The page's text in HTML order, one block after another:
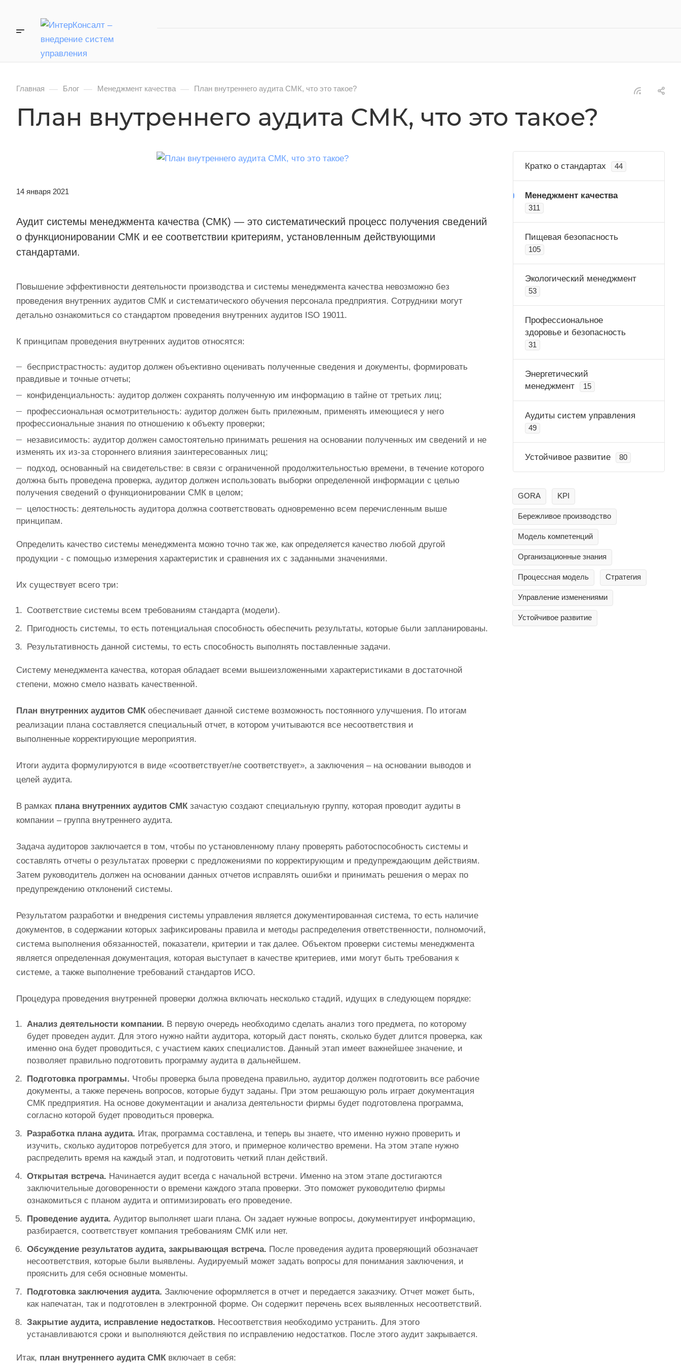
Главная — Блог — Менеджмент качества — План внутреннего аудита СМК, что это такое?
План внутреннего аудита СМК, что это такое?
14 января 2021
Аудит системы менеджмента качества (СМК) — это систематический процесс получения сведений
о функционировании СМК и ее соответствии критериям, установленным действующими
стандартами.
Повышение эффективности деятельности производства и системы менеджмента качества невозможно без
проведения внутренних аудитов СМК и систематического обучения персонала предприятия. Сотрудники могут
детально ознакомиться со стандартом проведения внутренних аудитов ISO 19011.
К принципам проведения внутренних аудитов относятся:
беспристрастность: аудитор должен объективно оценивать полученные сведения и документы, формировать
правдивые и точные отчеты;
конфиденциальность: аудитор должен сохранять полученную им информацию в тайне от третьих лиц;
профессиональная осмотрительность: аудитор должен быть прилежным, применять имеющиеся у него
профессиональные знания по отношению к объекту проверки;
независимость: аудитор должен самостоятельно принимать решения на основании полученных им сведений и не
изменять их из-за стороннего влияния заинтересованных лиц;
подход, основанный на свидетельстве: в связи с ограниченной продолжительностью времени, в течение которого
должна быть проведена проверка, аудитор должен использовать выборки определенной информации с целью
получения сведений о функционировании СМК в целом;
целостность: деятельность аудитора должна соответствовать одновременно всем перечисленным выше
принципам.
Определить качество системы менеджмента можно точно так же, как определяется качество любой другой
продукции - с помощью измерения характеристик и сравнения их с заданными значениями.
Их существует всего три:
Соответствие системы всем требованиям стандарта (модели).
Пригодность системы, то есть потенциальная способность обеспечить результаты, которые были запланированы.
Результативность данной системы, то есть способность выполнять поставленные задачи.
Систему менеджмента качества, которая обладает всеми вышеизложенными характеристиками в достаточной
степени, можно смело назвать качественной.
План внутренних аудитов СМК обеспечивает данной системе возможность постоянного улучшения. По итогам
реализации плана составляется специальный отчет, в котором учитываются все несоответствия и
выполненные корректирующие мероприятия.
Итоги аудита формулируются в виде «соответствует/не соответствует», а заключения – на основании выводов и
целей аудита.
В рамках плана внутренних аудитов СМК зачастую создают специальную группу, которая проводит аудиты в
компании – группа внутреннего аудита.
Задача аудиторов заключается в том, чтобы по установленному плану проверять работоспособность системы и
составлять отчеты о результатах проверки с предложениями по корректирующим и предупреждающим действиям.
Затем руководитель должен на основании данных отчетов исправлять ошибки и принимать решения о мерах по
предупреждению отклонений системы.
Результатом разработки и внедрения системы управления является документированная система, то есть наличие
документов, в содержании которых зафиксированы правила и методы распределения ответственности, полномочий,
система выполнения обязанностей, показатели, критерии и так далее. Объектом проверки системы менеджмента
является определенная документация, которая выступает в качестве критериев, ими могут быть требования к
системе, а также выполнение требований стандартов ИСО.
Процедура проведения внутренней проверки должна включать несколько стадий, идущих в следующем порядке:
Анализ деятельности компании. В первую очередь необходимо сделать анализ того предмета, по которому
будет проведен аудит. Для этого нужно найти аудитора, который даст понять, сколько будет длится проверка, как
именно она будет проводиться, с участием каких специалистов. Данный этап имеет важнейшее значение, и
позволяет правильно подготовить программу аудита в дальнейшем.
Подготовка программы. Чтобы проверка была проведена правильно, аудитор должен подготовить все рабочие
документы, а также перечень вопросов, которые будут заданы. При этом решающую роль играет документация
СМК предприятия. На основе документации и анализа деятельности фирмы будет подготовлена программа,
согласно которой будет проводиться проверка.
Разработка плана аудита. Итак, программа составлена, и теперь вы знаете, что именно нужно проверить и
изучить, сколько аудиторов потребуется для этого, и примерное количество времени. На этом этапе нужно
распределить время на каждый этап, и подготовить четкий план действий.
Открытая встреча. Начинается аудит всегда с начальной встречи. Именно на этом этапе достигаются
заключительные договоренности о времени каждого этапа проверки. Это поможет руководителю фирмы
ознакомиться с планом аудита и оптимизировать его проведение.
Проведение аудита. Аудитор выполняет шаги плана. Он задает нужные вопросы, документирует информацию,
разбирается, соответствует компания требованиям СМК или нет.
Обсуждение результатов аудита, закрывающая встреча. После проведения аудита проверяющий обозначает
несоответствия, которые были выявлены. Аудируемый может задать вопросы для понимания заключения, и
прояснить для себя основные моменты.
Подготовка заключения аудита. Заключение оформляется в отчет и передается заказчику. Отчет может быть,
как напечатан, так и подготовлен в электронной форме. Он содержит перечень всех выявленных несоответствий.
Закрытие аудита, исправление недостатков. Несоответствия необходимо устранить. Для этого
устанавливаются сроки и выполняются действия по исправлению недостатков. После этого аудит закрывается.
Итак, план внутреннего аудита СМК включает в себя:
Кратко о стандартах 44
Менеджмент качества
311
Пищевая безопасность
105
Экологический менеджмент
53
Профессиональное
здоровье и безопасность
31
Энергетический
менеджмент
15
Аудиты систем управления
49
Устойчивое развитие 80
GORA KPI
Бережливое производство
Модель компетенций
Организационные знания
Процессная модель Стратегия
Управление изменениями
Устойчивое развитие